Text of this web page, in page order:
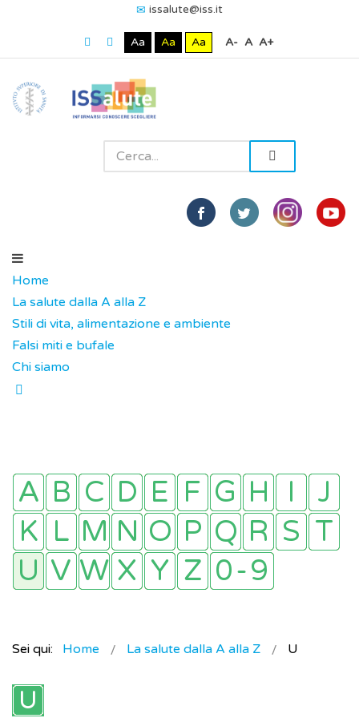
issalute@iss.it
Aa Aa Aa A- A A+
Home
La salute dalla A alla Z
Stili di vita, alimentazione e ambiente
Falsi miti e bufale
Chi siamo
Sei qui: Home La salute dalla A alla Z U